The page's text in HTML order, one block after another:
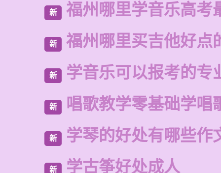
新 福州哪里学音乐高考
新 福州哪里买吉他好点
新 学音乐可以报考的专
新 唱歌教学零基础学唱
新 学琴的好处有哪些作
新 学古筝好处成人